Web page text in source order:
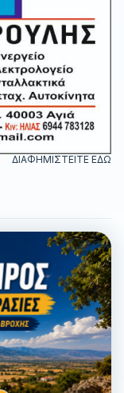
ΔΙΑΦΗΜΙΣΤΕΙΤΕ ΕΔΩ